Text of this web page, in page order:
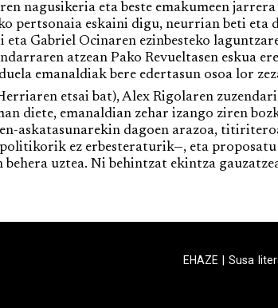
nagusikeria eta beste emakumeen
pertsonaia eskaini digu, neurrian beti eta
Gabriel Ocinaren ezinbesteko
atzean Pako Revueltasen eskua
emanaldiak bere edertasun osoa lor
etsai bat), Alex Rigolaren
diete, emanaldian zehar izango ziren
askatasunarekin dagoen arazoa,
ez erbesteraturik—, eta
uztea. Ni behintzat ekintza
EHAZE |Susa